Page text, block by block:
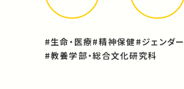
#生命・医療#精神保健#ジェンダー
#教養学部・総合文化研究科